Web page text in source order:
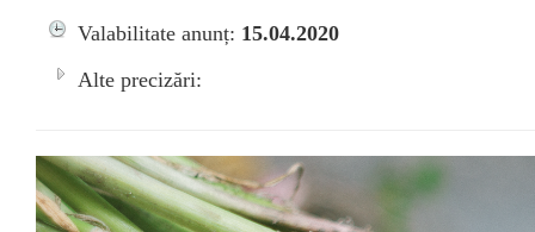
Valabilitate anunț: 15.04.2020
Alte precizări: